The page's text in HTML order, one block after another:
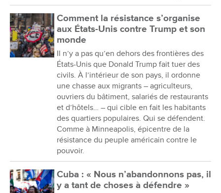
Comment la résistance s’organise
aux États-Unis contre Trump et son
monde
Il n’y a pas qu’en dehors des frontières des
États-Unis que Donald Trump fait tuer des
civils. À l’intérieur de son pays, il ordonne
une chasse aux migrants – agriculteurs,
ouvriers du bâtiment, salariés de restaurants
et d’hôtels… – qui cible en fait les habitants
des quartiers populaires. Qui se défendent.
Comme à Minneapolis, épicentre de la
résistance du peuple américain contre le
pouvoir.
Cuba : « Nous n’abandonnons pas, il
y a tant de choses à défendre »